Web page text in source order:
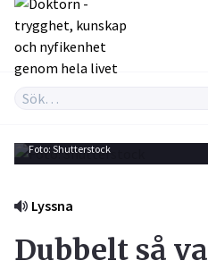
Foto: Shutterstock
Lyssna
Dubbelt så